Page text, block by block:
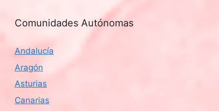
Comunidades Autónomas
Andalucía
Aragón
Asturias
Canarias